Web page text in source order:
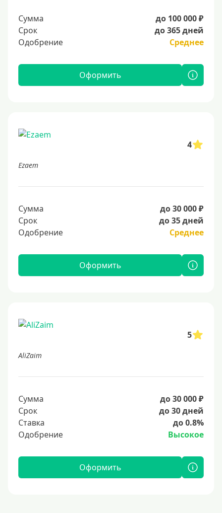
Сумма
до 100 000 ₽
Срок
до 365 дней
Одобрение
Среднее
Оформить
4
Ezaem
Сумма
до 30 000 ₽
Срок
до 35 дней
Одобрение
Среднее
Оформить
5
AliZaim
Сумма
до 30 000 ₽
Срок
до 30 дней
Ставка
до 0.8%
Одобрение
Высокое
Оформить